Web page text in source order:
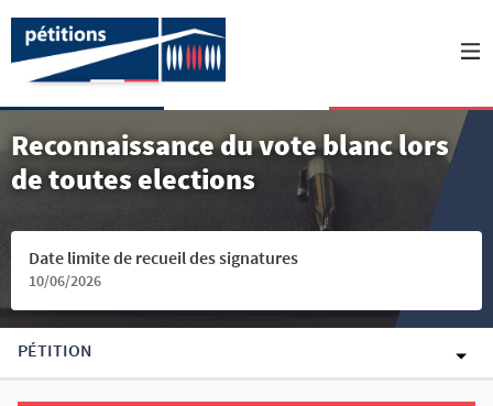
Reconnaissance du vote blanc lors
de toutes elections
Date limite de recueil des signatures
10/06/2026
PÉTITION